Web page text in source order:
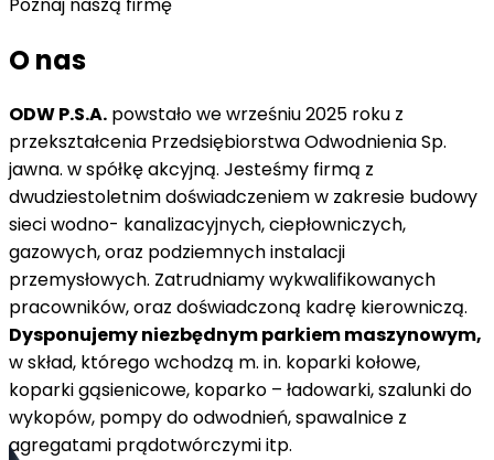
O nas
ODW P.S.A. powstało we wrześniu 2025 roku z
przekształcenia Przedsiębiorstwa Odwodnienia Sp.
jawna. w spółkę akcyjną. Jesteśmy firmą z
dwudziestoletnim doświadczeniem w zakresie budowy
sieci wodno- kanalizacyjnych, ciepłowniczych,
gazowych, oraz podziemnych instalacji
przemysłowych. Zatrudniamy wykwalifikowanych
pracowników, oraz doświadczoną kadrę kierowniczą.
Dysponujemy niezbędnym parkiem maszynowym,
w skład, którego wchodzą m. in. koparki kołowe,
koparki gąsienicowe, koparko – ładowarki, szalunki do
wykopów, pompy do odwodnień, spawalnice z
agregatami prądotwórczymi itp.